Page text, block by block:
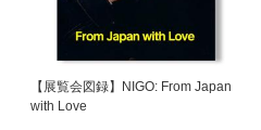
【展覧会図録】NIGO: From Japan
with Love